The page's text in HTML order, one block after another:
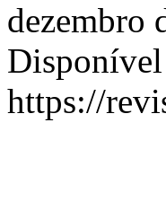
dezembro
https://